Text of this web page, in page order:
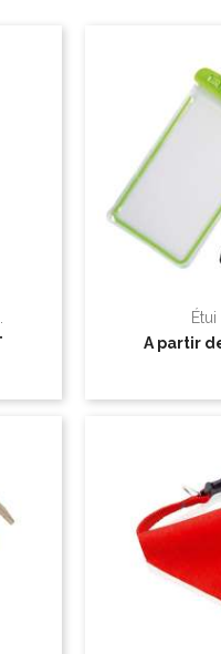
Étui
A partir